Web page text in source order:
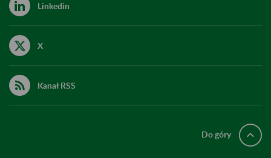
Linkedin
X
Kanał RSS
Do góry